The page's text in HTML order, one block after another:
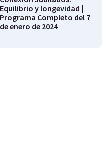
Equilibrio y longevidad |
Programa Completo del 7
de enero de 2024